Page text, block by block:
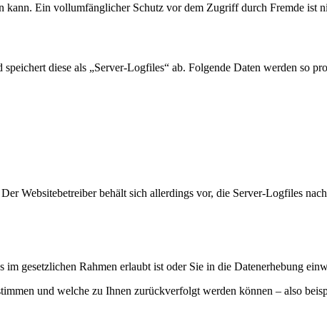
kann. Ein vollumfänglicher Schutz vor dem Zugriff durch Fremde ist
diese als „Server-Logfiles“ ab. Folgende Daten werden so
Websitebetreiber behält sich allerdings vor, die Server-Logfiles
gesetzlichen Rahmen erlaubt ist oder Sie in die Datenerhebung
und welche zu Ihnen zurückverfolgt werden können – also